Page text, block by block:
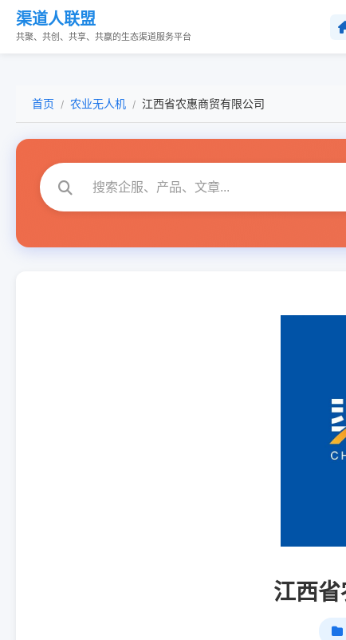
渠道人联盟
共聚、共创、共享、共赢的生态渠道服务平台
首页 / 农业无人机 / 江西省农惠商贸有限公司
江西